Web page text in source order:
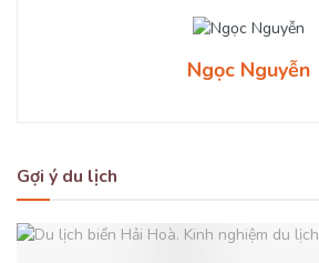
Ngọc Nguyễn
Gợi ý du lịch